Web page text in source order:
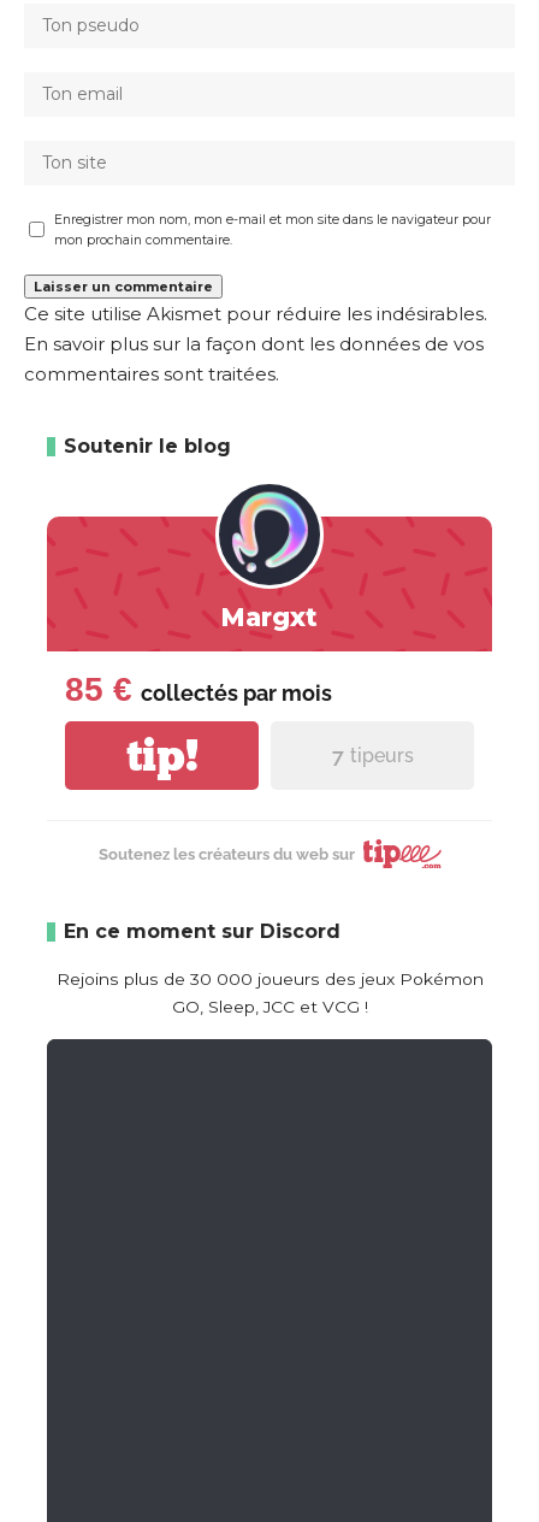
Enregistrer mon nom, mon e-mail et mon site dans le navigateur pour
mon prochain commentaire.
Ce site utilise Akismet pour réduire les indésirables.
En savoir plus sur la façon dont les données de vos
commentaires sont traitées.
Soutenir le blog
Margxt
85 € collectés par mois
tip! 7 tipeurs
Soutenez les créateurs du web sur
En ce moment sur Discord
Rejoins plus de 30 000 joueurs des jeux Pokémon
GO, Sleep, JCC et VCG !